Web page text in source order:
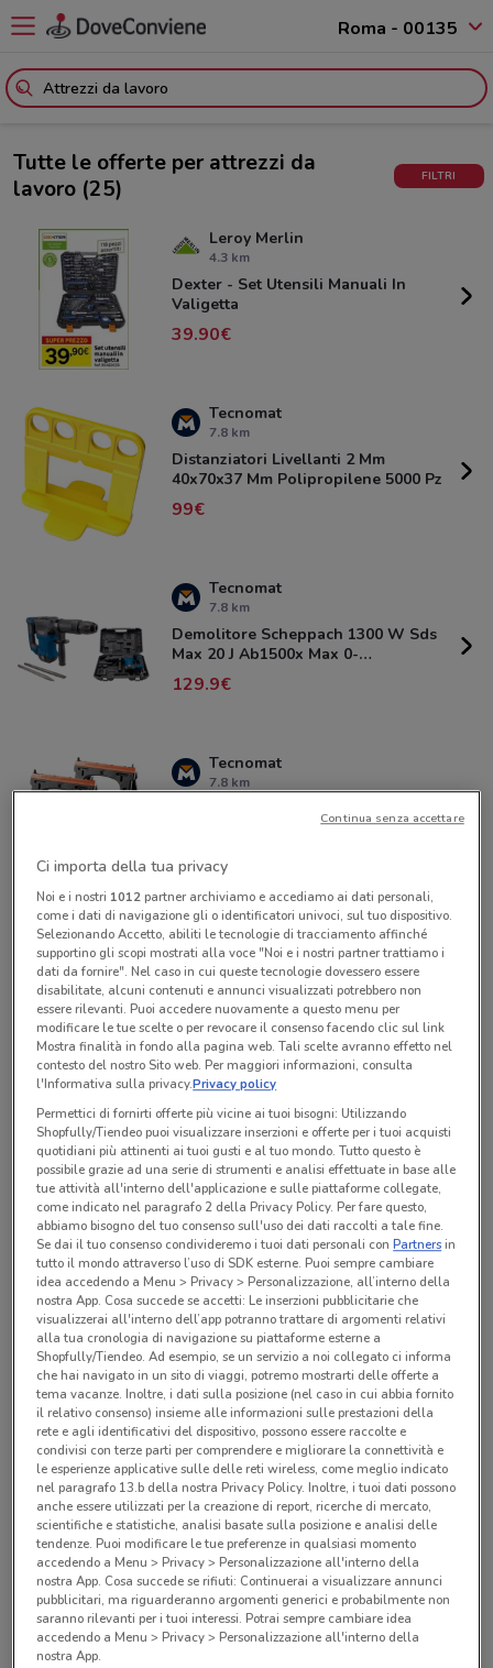
Roma - 00135
Tutte le offerte per attrezzi da
lavoro (25) FILTRI
Leroy Merlin
4.3 km
Dexter - Set Utensili Manuali In
Valigetta
39.90
Tecnomat
7.8 km
Distanziatori Livellanti 2 Mm
40x70x37 Mm Polipropilene 5000 Pz
99
Tecnomat
7.8 km
Demolitore Scheppach 1300 W Sds
Max 20 J Ab1500x Max 0-
4100colpi/min Peso 9,5 Kg
129.9
Tecnomat
7.8 km
2 Cavalletti In Plastica Tood Portata
200 Kg 60x10x80 Cm (lxpxh) Con
21
Emisfero
19.8 km
Cecotec - Set Cacciaviti
9.90
Prodotti consigliati
Fai da te
Cacciavite
Cassetta attrezzi
-13%
Lidl
4.4 km
Parkside - Batteria 2 Ah
12.99
14.99
Lidl
4.4 km
Parkside - Corda Multiuso/30 M
2.99
Lidl
Ci importa della tua privacy
Noi e i nostri 1012partner archiviamo e accediamo ai dati personali,
come i dati di navigazione gli o identificatori univoci, sul tuo dispositivo.
Selezionando Accetto, abiliti le tecnologie di tracciamento affinché
supportino gli scopi mostrati alla voce "Noi e i nostri partner trattiamo i
dati da fornire". Nel caso in cui queste tecnologie dovessero essere
disabilitate, alcuni contenuti e annunci visualizzati potrebbero non
essere rilevanti. Puoi accedere nuovamente a questo menu per
modificare le tue scelte o per revocare il consenso facendo clic sul link
Mostra finalità in fondo alla pagina web. Tali scelte avranno effetto nel
contesto del nostro Sito web. Per maggiori informazioni, consulta
l'Informativa sulla privacy.Privacy policy
Permettici di fornirti offerte più vicine ai tuoi bisogni: Utilizzando
Shopfully/Tiendeo puoi visualizzare inserzioni e offerte per i tuoi acquisti
quotidiani più attinenti ai tuoi gusti e al tuo mondo. Tutto questo è
possibile grazie ad una serie di strumenti e analisi effettuate in base alle
tue attività all'interno dell'applicazione e sulle piattaforme collegate,
come indicato nel paragrafo 2 della Privacy Policy. Per fare questo,
abbiamo bisogno del tuo consenso sull'uso dei dati raccolti a tale fine.
Se dai il tuo consenso condivideremo i tuoi dati personali conPartnersin
tutto il mondo attraverso l’uso di SDK esterne. Puoi sempre cambiare
idea accedendo a Menu > Privacy > Personalizzazione, all’interno della
nostra App. Cosa succede se accetti: Le inserzioni pubblicitarie che
visualizzerai all'interno dell’app potranno trattare di argomenti relativi
alla tua cronologia di navigazione su piattaforme esterne a
Shopfully/Tiendeo. Ad esempio, se un servizio a noi collegato ci informa
che hai navigato in un sito di viaggi, potremo mostrarti delle offerte a
tema vacanze. Inoltre, i dati sulla posizione (nel caso in cui abbia fornito
il relativo consenso) insieme alle informazioni sulle prestazioni della
rete e agli identificativi del dispositivo, possono essere raccolte e
condivisi con terze parti per comprendere e migliorare la connettività e
le esperienze applicative sulle delle reti wireless, come meglio indicato
nel paragrafo 13.b della nostra Privacy Policy. Inoltre, i tuoi dati possono
anche essere utilizzati per la creazione di report, ricerche di mercato,
scientifiche e statistiche, analisi basate sulla posizione e analisi delle
tendenze. Puoi modificare le tue preferenze in qualsiasi momento
accedendo a Menu > Privacy > Personalizzazione all'interno della
nostra App. Cosa succede se rifiuti: Continuerai a visualizzare annunci
pubblicitari, ma riguarderanno argomenti generici e probabilmente non
saranno rilevanti per i tuoi interessi. Potrai sempre cambiare idea
accedendo a Menu > Privacy > Personalizzazione all'interno della
nostra App.
Continua senza accettare